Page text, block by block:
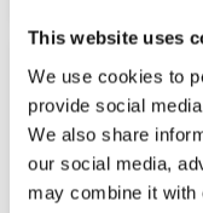
This website uses
We use cookies to
provide social
We also share
our social media,
may combine it with